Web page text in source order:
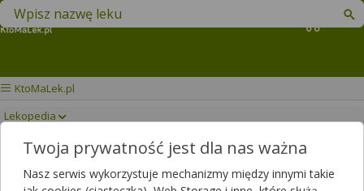
Koszyk
Znajdź lek w swojej okolicy
KtoMaLek.pl
Lekopedia
4 FLEX CZARNA
PORZECZKA
Drukuj/Zapisz
Twoja prywatność jest dla nas ważna
Nasz serwis wykorzystuje mechanizmy między innymi takie